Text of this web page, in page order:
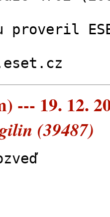
proveril
--- 19. 12.
(39487)